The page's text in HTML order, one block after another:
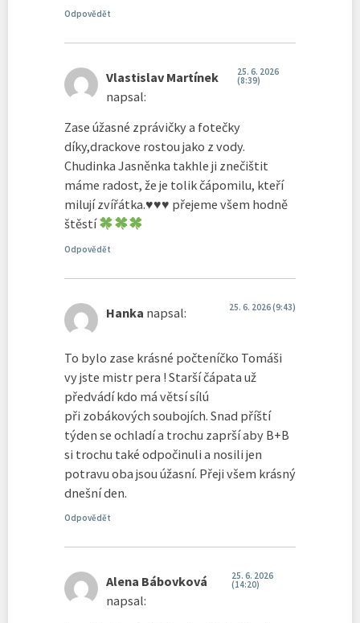
Odpovědět
Vlastislav Martínek
napsal:
25. 6. 2026
(8:39)
Zase úžasné zprávičky a fotečky
díky,drackove rostou jako z vody.
Chudinka Jasněnka takhle ji znečištit
máme radost, že je tolik čápomilu, kteří
milují zvířátka.♥️♥️♥️ přejeme všem hodně
štěstí
Odpovědět
Hanka napsal: 25. 6. 2026 (9:43)
To bylo zase krásné počteníčko Tomáši
vy jste mistr pera ! Starší čápata už
předvádí kdo má větsí sílú
při zobákových soubojích. Snad příští
týden se ochladí a trochu zaprší aby B+B
si trochu také odpočinuli a nosili jen
potravu oba jsou úžasní. Přeji všem krásný
dnešní den.
Odpovědět
Alena Bábovková
napsal:
25. 6. 2026
(14:20)